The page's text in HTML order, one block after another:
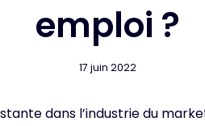
emploi ?
17 juin 2022
dans l’industrie du